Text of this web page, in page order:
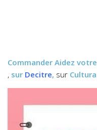
Commander Aidez
, sur Decitre, sur Cultura